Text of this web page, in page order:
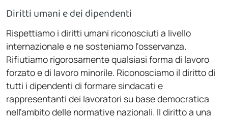
Diritti umani e dei dipendenti
Rispettiamo i diritti umani riconosciuti a livello
internazionale e ne sosteniamo l'osservanza.
Rifiutiamo rigorosamente qualsiasi forma di lavoro
forzato e di lavoro minorile. Riconosciamo il diritto di
tutti i dipendenti di formare sindacati e
rappresentanti dei lavoratori su base democratica
nell'ambito delle normative nazionali. Il diritto a una